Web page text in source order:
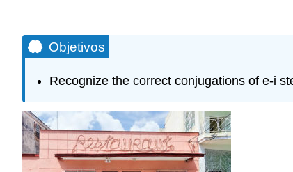
Objetivos
Recognize the correct conjugations of e-i